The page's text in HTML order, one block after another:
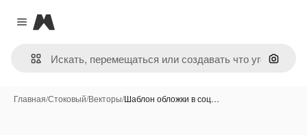
Close menu
Magnific
Поиск
Главная/Стоковый/Векторы/Шаблон обложки в соц…